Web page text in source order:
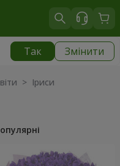
Так Змінити
> Іриси